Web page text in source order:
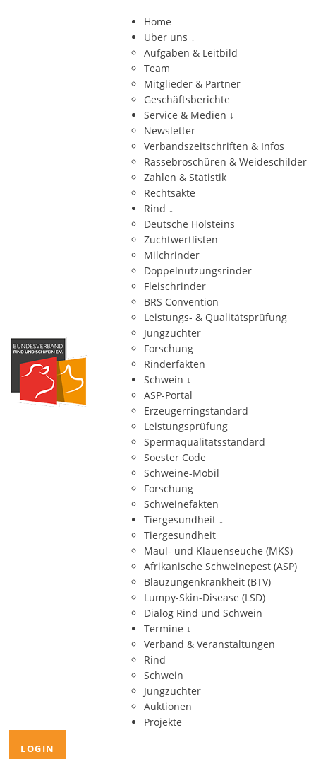
Home
Über uns ↓
Aufgaben & Leitbild
Team
Mitglieder & Partner
Geschäftsberichte
Service & Medien ↓
Newsletter
Verbandszeitschriften & Infos
Rassebroschüren & Weideschilder
Zahlen & Statistik
Rechtsakte
Rind ↓
Deutsche Holsteins
Zuchtwertlisten
Milchrinder
Doppelnutzungsrinder
Fleischrinder
BRS Convention
Leistungs- & Qualitätsprüfung
Jungzüchter
Forschung
Rinderfakten
Schwein ↓
ASP-Portal
Erzeugerringstandard
Leistungsprüfung
Spermaqualitätsstandard
Soester Code
Schweine-Mobil
Forschung
Schweinefakten
Tiergesundheit ↓
Tiergesundheit
Maul- und Klauenseuche (MKS)
Afrikanische Schweinepest (ASP)
Blauzungenkrankheit (BTV)
Lumpy-Skin-Disease (LSD)
Dialog Rind und Schwein
Termine ↓
Verband & Veranstaltungen
Rind
Schwein
Jungzüchter
Auktionen
Projekte
LOGIN